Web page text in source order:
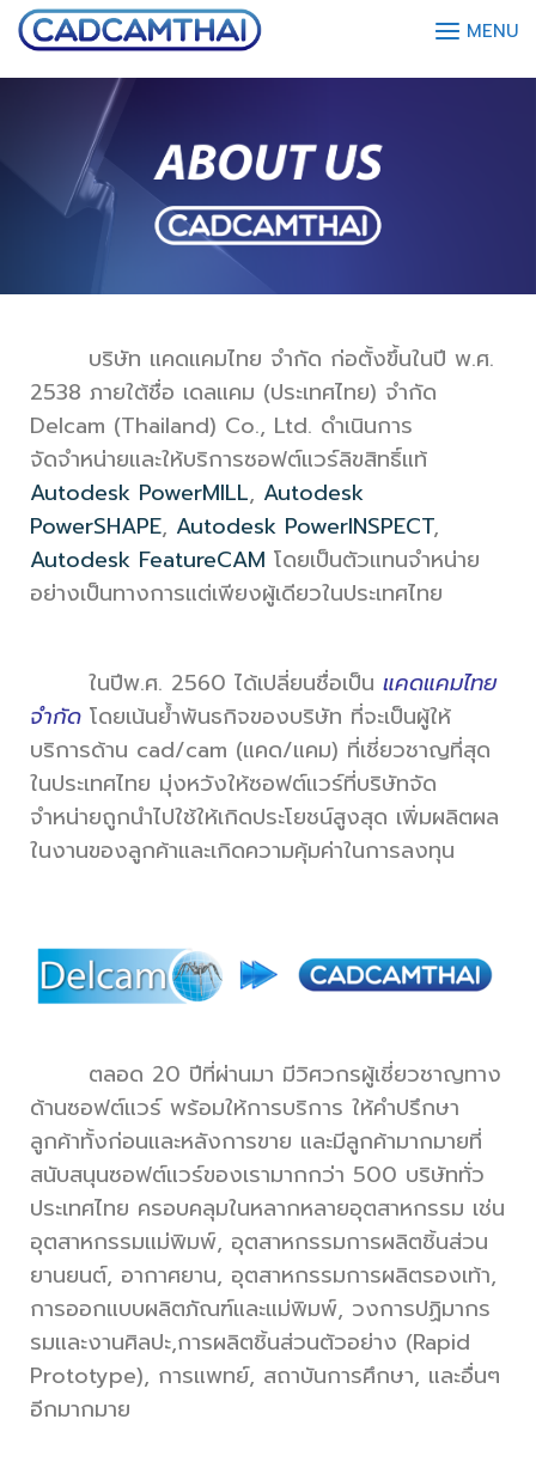
MENU
บริษัท แคดแคมไทย จำกัด ก่อตั้งขึ้นในปี พ.ศ.
2538 ภายใต้ชื่อ เดลแคม (ประเทศไทย) จำกัด
Delcam (Thailand) Co., Ltd. ดำเนินการ
จัดจำหน่ายและให้บริการซอฟต์แวร์ลิขสิทธิ์แท้
Autodesk PowerMILL, Autodesk
PowerSHAPE, Autodesk PowerINSPECT,
Autodesk FeatureCAM โดยเป็นตัวแทนจำหน่าย
อย่างเป็นทางการแต่เพียงผู้เดียวในประเทศไทย
ในปีพ.ศ. 2560 ได้เปลี่ยนชื่อเป็น แคดแคมไทย
จำกัด โดยเน้นย้ำพันธกิจของบริษัท ที่จะเป็นผู้ให้
บริการด้าน cad/cam (แคด/แคม) ที่เชี่ยวชาญที่สุด
ในประเทศไทย มุ่งหวังให้ซอฟต์แวร์ที่บริษัทจัด
จำหน่ายถูกนำไปใช้ให้เกิดประโยชน์สูงสุด เพิ่มผลิตผล
ในงานของลูกค้าและเกิดความคุ้มค่าในการลงทุน
ตลอด 20 ปีที่ผ่านมา มีวิศวกรผู้เชี่ยวชาญทาง
ด้านซอฟต์แวร์ พร้อมให้การบริการ ให้คำปรึกษา
ลูกค้าทั้งก่อนและหลังการขาย และมีลูกค้ามากมายที่
สนับสนุนซอฟต์แวร์ของเรามากกว่า 500 บริษัททั่ว
ประเทศไทย ครอบคลุมในหลากหลายอุตสาหกรรม เช่น
อุตสาหกรรมแม่พิมพ์, อุตสาหกรรมการผลิตชิ้นส่วน
ยานยนต์, อากาศยาน, อุตสาหกรรมการผลิตรองเท้า,
การออกแบบผลิตภัณฑ์และแม่พิมพ์, วงการปฏิมากร
รมและงานศิลปะ,การผลิตชิ้นส่วนตัวอย่าง (Rapid
Prototype), การแพทย์, สถาบันการศึกษา, และอื่นๆ
อีกมากมาย